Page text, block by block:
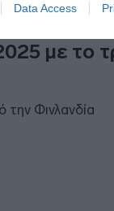
Data Access
με το
την Φινλανδία